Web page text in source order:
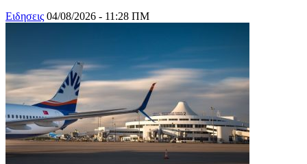
Ειδησεις 04/08/2026 - 11:28 ΠΜ